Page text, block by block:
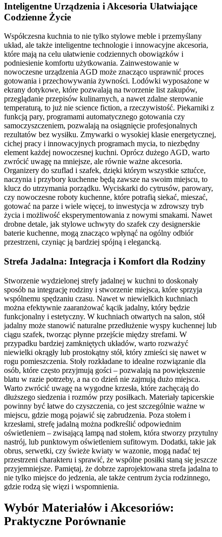
Inteligentne Urządzenia i Akcesoria Ułatwiające
Codzienne Życie
Współczesna kuchnia to nie tylko stylowe meble i przemyślany
układ, ale także inteligentne technologie i innowacyjne akcesoria,
które mają na celu ułatwienie codziennych obowiązków i
podniesienie komfortu użytkowania. Zainwestowanie w
nowoczesne urządzenia AGD może znacząco usprawnić proces
gotowania i przechowywania żywności. Lodówki wyposażone w
ekrany dotykowe, które pozwalają na tworzenie list zakupów,
przeglądanie przepisów kulinarnych, a nawet zdalne sterowanie
temperaturą, to już nie science fiction, a rzeczywistość. Piekarniki z
funkcją pary, programami automatycznego gotowania czy
samoczyszczeniem, pozwalają na osiągnięcie profesjonalnych
rezultatów bez wysiłku. Zmywarki o wysokiej klasie energetycznej,
cichej pracy i innowacyjnych programach mycia, to niezbędny
element każdej nowoczesnej kuchni. Oprócz dużego AGD, warto
zwrócić uwagę na mniejsze, ale równie ważne akcesoria.
Organizery do szuflad i szafek, dzięki którym wszystkie sztućce,
naczynia i przybory kuchenne będą zawsze na swoim miejscu, to
klucz do utrzymania porządku. Wyciskarki do cytrusów, parowary,
czy nowoczesne roboty kuchenne, które potrafią siekać, mieszać,
gotować na parze i wiele więcej, to inwestycja w zdrowszy tryb
życia i możliwość eksperymentowania z nowymi smakami. Nawet
drobne detale, jak stylowe uchwyty do szafek czy designerskie
baterie kuchenne, mogą znacząco wpłynąć na ogólny odbiór
przestrzeni, czyniąc ją bardziej spójną i elegancką.
Strefa Jadalna: Integracja i Komfort dla Rodziny
Stworzenie wydzielonej strefy jadalnej w kuchni to doskonały
sposób na integrację rodziny i stworzenie miejsca, które sprzyja
wspólnemu spędzaniu czasu. Nawet w niewielkich kuchniach
można efektywnie zaaranżować kącik jadalny, który będzie
funkcjonalny i estetyczny. W kuchniach otwartych na salon, stół
jadalny może stanowić naturalne przedłużenie wyspy kuchennej lub
ciągu szafek, tworząc płynne przejście między strefami. W
przypadku bardziej zamkniętych układów, warto rozważyć
niewielki okrągły lub prostokątny stół, który zmieści się nawet w
rogu pomieszczenia. Stoły rozkładane to idealne rozwiązanie dla
osób, które często przyjmują gości – pozwalają na powiększenie
blatu w razie potrzeby, a na co dzień nie zajmują dużo miejsca.
Warto zwrócić uwagę na wygodne krzesła, które zachęcają do
dłuższego siedzenia i rozmów przy posiłkach. Materiały tapicerskie
powinny być łatwe do czyszczenia, co jest szczególnie ważne w
miejscu, gdzie mogą pojawić się zabrudzenia. Poza stołem i
krzesłami, strefę jadalną można podkreślić odpowiednim
oświetleniem – zwisającą lampą nad stołem, która stworzy przytulny
nastrój, lub punktowym oświetleniem sufitowym. Dodatki, takie jak
obrus, serwetki, czy świeże kwiaty w wazonie, mogą nadać tej
przestrzeni charakteru i sprawić, że wspólne posiłki staną się jeszcze
przyjemniejsze. Pamiętaj, że dobrze zaprojektowana strefa jadalna to
nie tylko miejsce do jedzenia, ale także centrum życia rodzinnego,
gdzie rodzą się więzi i wspomnienia.
Wybór Materiałów i Akcesoriów:
Praktyczne Porównanie